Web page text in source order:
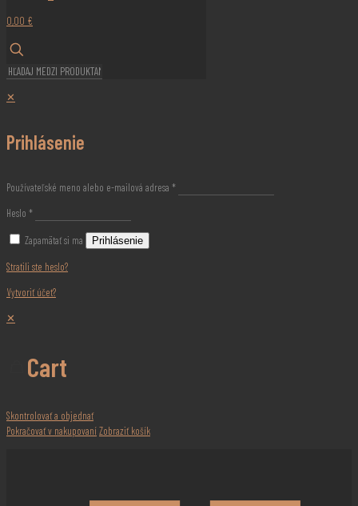
0,00 €
✕
Prihlásenie
Používateľské meno alebo e-mailová adresa *
Heslo *
Zapamätať si ma Prihlásenie
Stratili ste heslo?
Vytvoriť účet?
✕
Cart
Skontrolovať a objednať
Pokračovať v nakupovaníZobraziť košík